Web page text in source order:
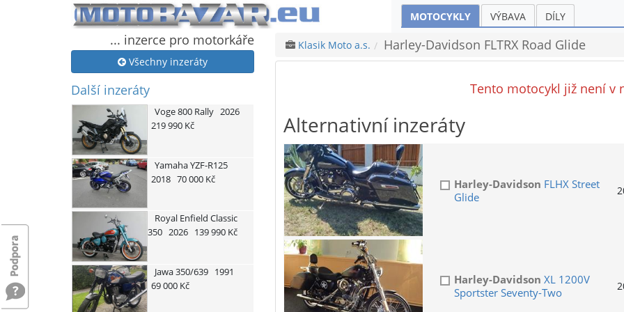
MOTOCYKLY VÝBAVA DÍLY
... inzerce pro motorkáře
Všechny inzeráty
Další inzeráty
Voge800 Rally 2026
219 990 Kč
YamahaYZF-R125
2018 70 000 Kč
Royal Enfield Classic
350 2026 139 990 Kč
Jawa350/639 1991
69 000 Kč
Klasik Moto a.s. Harley-Davidson FLTRX Road Glide
Tento motocykl již není v
Alternativní inzeráty
Harley-Davidson FLHX Street
Glide
Harley-Davidson XL 1200V
Sportster Seventy-Two